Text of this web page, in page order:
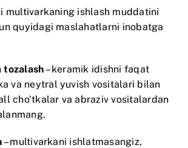
multivarkaning ishlash muddatini
quyidagi maslahatlarni inobatga
tozalash – keramik idishni faqat
va neytral yuvish vositalari bilan
cho’tkalar va abraziv vositalardan
– multivarkani ishlatmasangiz,